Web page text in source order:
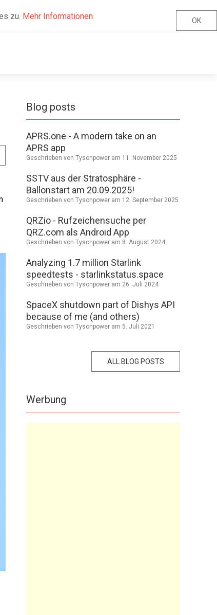
OK
zu. Mehr Informationen
Blog posts
APRS.one - A modern take on an
APRS app
Geschrieben von Tysonpower am 11. November 2025
SSTV aus der Stratosphäre -
Ballonstart am 20.09.2025!
Geschrieben von Tysonpower am 12. September 2025
QRZio - Rufzeichensuche per
QRZ.com als Android App
Geschrieben von Tysonpower am 8. August 2024
Analyzing 1.7 million Starlink
speedtests - starlinkstatus.space
Geschrieben von Tysonpower am 26. Juli 2024
SpaceX shutdown part of Dishys API
because of me (and others)
Geschrieben von Tysonpower am 5. Juli 2021
ALL BLOG POSTS
Werbung